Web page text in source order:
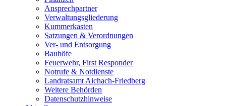
Ansprechpartner
Verwaltungsgliederung
Kummerkasten
Satzungen & Verordnungen
Ver- und Entsorgung
Bauhöfe
Feuerwehr, First Responder
Notrufe & Notdienste
Landratsamt Aichach-Friedberg
Weitere Behörden
Datenschutzhinweise